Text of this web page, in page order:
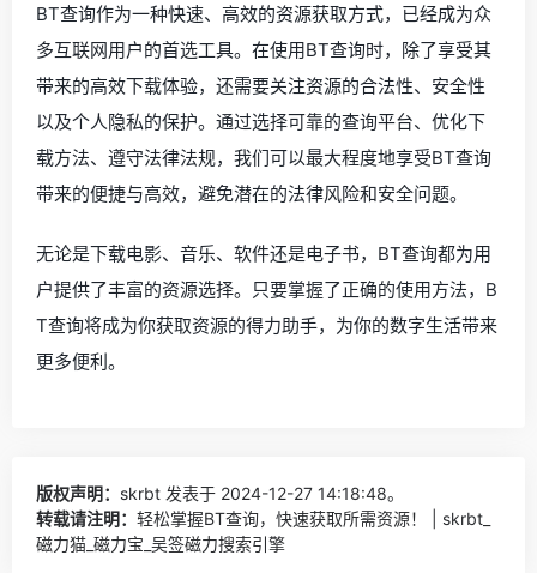
BT查询作为一种快速、高效的资源获取方式，已经成为众
多互联网用户的首选工具。在使用BT查询时，除了享受其
带来的高效下载体验，还需要关注资源的合法性、安全性
以及个人隐私的保护。通过选择可靠的查询平台、优化下
载方法、遵守法律法规，我们可以最大程度地享受BT查询
带来的便捷与高效，避免潜在的法律风险和安全问题。
无论是下载电影、音乐、软件还是电子书，BT查询都为用
户提供了丰富的资源选择。只要掌握了正确的使用方法，B
T查询将成为你获取资源的得力助手，为你的数字生活带来
更多便利。
版权声明： skrbt 发表于 2024-12-27 14:18:48。
转载请注明： 轻松掌握BT查询，快速获取所需资源！ | skrbt_
磁力猫_磁力宝_吴签磁力搜索引擎